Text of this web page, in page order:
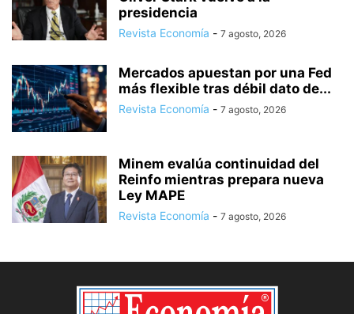
presidencia
Revista Economía - 7 agosto, 2026
Mercados apuestan por una Fed
más flexible tras débil dato de...
Revista Economía - 7 agosto, 2026
Minem evalúa continuidad del
Reinfo mientras prepara nueva
Ley MAPE
Revista Economía - 7 agosto, 2026